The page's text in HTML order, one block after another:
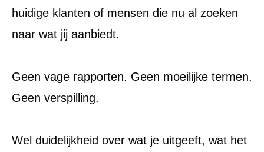
huidige klanten of mensen die nu al zoeken
naar wat jij aanbiedt.
Geen vage rapporten. Geen moeilijke termen.
Geen verspilling.
Wel duidelijkheid over wat je uitgeeft, wat het